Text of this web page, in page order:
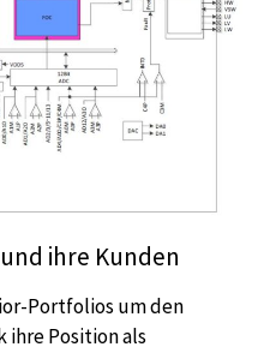
ihre Kunden
Portfolios um den
ihre Position als